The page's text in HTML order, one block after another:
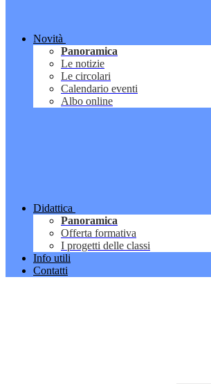
Novità
Panoramica
Le notizie
Le circolari
Calendario eventi
Albo online
Didattica
Panoramica
Offerta formativa
I progetti delle classi
Info utili
Contatti